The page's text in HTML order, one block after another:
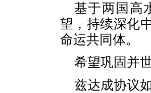
基于两国高
望，持续深化
命运共同体。
希望巩固并
兹达成协议